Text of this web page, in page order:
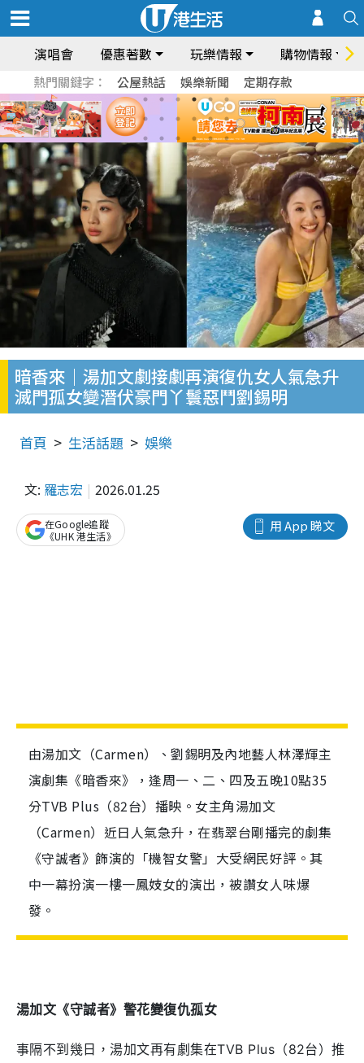
演唱會 優惠著數 玩樂情報 購物情報
熱門關鍵字： 公屋熱話 娛樂新聞 定期存款
暗香來｜湯加文劇接劇再演復仇女人氣急升
滅門孤女變潛伏豪門丫鬟惡鬥劉錫明
首頁 生活話題 娛樂
文: 羅志宏 2026.01.25
用 App 睇文
在Google追蹤
《UHK 港生活》
由湯加文（Carmen）、劉錫明及內地藝人林澤輝主
演劇集《暗香來》，逢周一、二、四及五晚10點35
分TVB Plus（82台）播映。女主角湯加文
（Carmen）近日人氣急升，在翡翠台剛播完的劇集
《守誠者》飾演的「機智女警」大受網民好評。其
中一幕扮演一樓一鳳妓女的演出，被讚女人味爆
發。
湯加文《守誠者》警花變復仇孤女
事隔不到幾日，湯加文再有劇集在TVB Plus（82台）推